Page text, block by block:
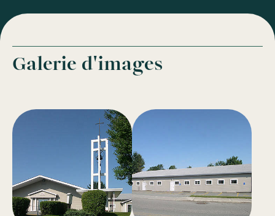
Galerie d'images